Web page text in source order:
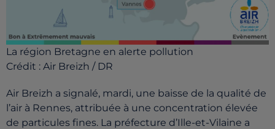
La région Bretagne en alerte pollution
Crédit : Air Breizh / DR
Air Breizh a signalé, mardi, une baisse de la qualité de
l’air à Rennes, attribuée à une concentration élevée
de particules fines. La préfecture d’Ille-et-Vilaine a